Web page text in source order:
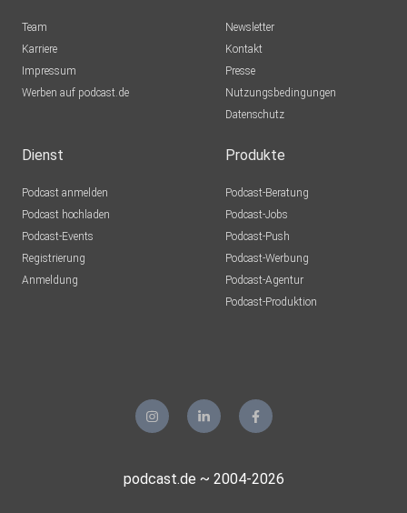
Team
Karriere
Impressum
Werben auf podcast.de
Newsletter
Kontakt
Presse
Nutzungsbedingungen
Datenschutz
Dienst
Podcast anmelden
Podcast hochladen
Podcast-Events
Registrierung
Anmeldung
Produkte
Podcast-Beratung
Podcast-Jobs
Podcast-Push
Podcast-Werbung
Podcast-Agentur
Podcast-Produktion
podcast.de ~ 2004-2026